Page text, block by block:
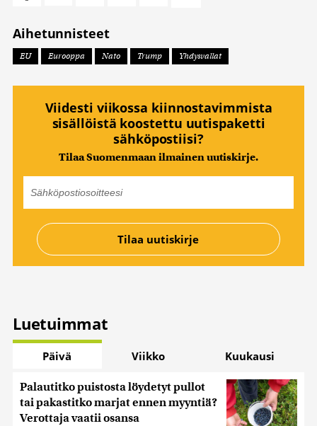
Aihetunnisteet
EU Eurooppa Nato Trump Yhdysvallat
Viidesti viikossa kiinnostavimmista
sisällöistä koostettu uutispaketti
sähköpostiisi?
Tilaa Suomenmaan ilmainen uutiskirje.
Luetuimmat
Päivä Viikko Kuukausi
Palautitko puistosta löydetyt pullot
tai pakastitko marjat ennen myyntiä?
Verottaja vaatii osansa